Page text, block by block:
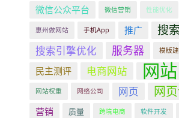
微信公众平台 微信营销 性能优化
惠州做网站 手机App 推广 搜
搜索引擎优化 服务器 模版
民主测评 电商网站 网站
网站权重 网络公司 网页 网
营销 质量 跨境电商 软件开发